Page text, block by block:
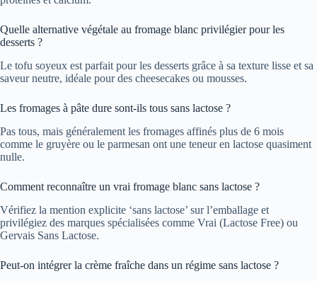
Quelle alternative végétale au fromage blanc privilégier pour les
desserts ?
Le tofu soyeux est parfait pour les desserts grâce à sa texture lisse et sa
saveur neutre, idéale pour des cheesecakes ou mousses.
Les fromages à pâte dure sont-ils tous sans lactose ?
Pas tous, mais généralement les fromages affinés plus de 6 mois
comme le gruyère ou le parmesan ont une teneur en lactose quasiment
nulle.
Comment reconnaître un vrai fromage blanc sans lactose ?
Vérifiez la mention explicite ‘sans lactose’ sur l’emballage et
privilégiez des marques spécialisées comme Vrai (Lactose Free) ou
Gervais Sans Lactose.
Peut-on intégrer la crème fraîche dans un régime sans lactose ?